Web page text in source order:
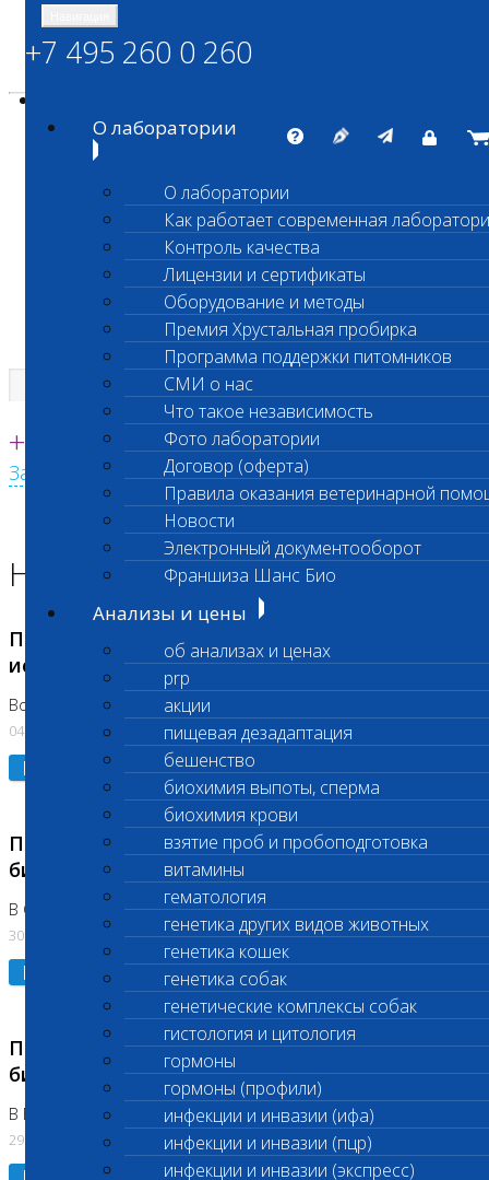
ШАНС БИО
Независимая ветеринарная лаборатория
Единая круглосуточная справочная
+7 495 260 0 260
Заказать звонок с сайта
+7 495 260 0 260
О лаборатории
О лаборатории
Как работает современная
Контроль качества
Лицензии и сертификаты
Оборудование и методы
Премия Хрустальная пробирка
Программа поддержки питомников
СМИ о нас
Что такое независимость
Фото лаборатории
Договор (оферта)
Правила оказания ветеринарной
Новости
Электронный документооборот
Франшиза Шанс Био
Анализы и цены
об анализах и ценах
prp
акции
пищевая дезадаптация
бешенство
биохимия выпоты, сперма
биохимия крови
взятие проб и пробоподготовка
витамины
гематология
генетика других видов животных
генетика кошек
генетика собак
генетические комплексы собак
гистология и цитология
гормоны
гормоны (профили)
инфекции и инвазии (ифа)
инфекции и инвазии (пцр)
инфекции и инвазии (экспресс)
Главная страница
Новости лаборатории
Приостановка срочных биохимических
исследований
Во Владыкино
04.08.2026
Подробнее
Приостановлено выполнение срочных
биохимических исследований
В Сколково. Код (123,309,310)
30.07.2026
Подробнее
Приостановлено выполнение срочных
биохимических исследований
В Бутово 29.07.26
29.07.2026